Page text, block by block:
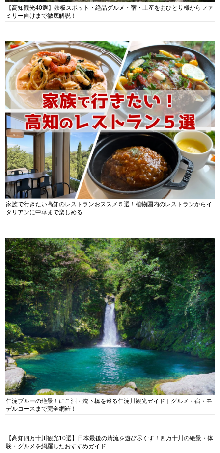
【高知観光40選】鉄板スポット・絶品グルメ・宿・土産をおひとり様からファ
ミリー向けまで徹底解説！
家族で行きたい高知のレストランおススメ５選！植物園内のレストランからイ
タリアンに中華まで楽しめる
仁淀ブルーの絶景！にこ淵・沈下橋を巡る仁淀川観光ガイド｜グルメ・宿・モ
デルコースまで完全網羅！
【高知四万十川観光10選】日本最後の清流を遊び尽くす！四万十川の絶景・体
験・グルメを網羅したおすすめガイド